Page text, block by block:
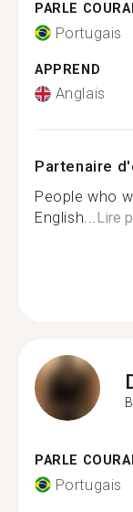
PARLE
Portugais
APPREND
Anglais
Partenaire
People who
English...Lire
PARLE
Portugais